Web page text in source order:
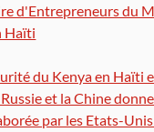
d'Entrepreneurs du
Haïti
du Kenya en Haïti
Russie et la Chine
par les Etats-Unis